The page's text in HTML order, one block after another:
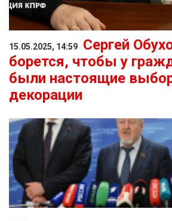
15.05.2025, 14:59
Сергей
борется, чтобы у
были настоящие
декорации